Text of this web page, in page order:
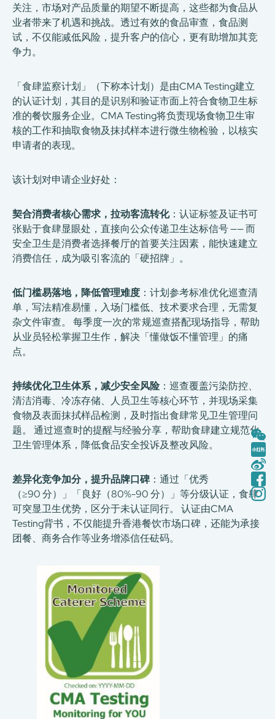
关注，市场对产品质量的期望不断提高，这些都为食品从
业者带来了机遇和挑战。透过有效的食品审查，食品测
试，不仅能减低风险，提升客户的信心，更有助增加其竞
争力。
「食肆监察计划」（下称本计划）是由CMA Testing建立
的认证计划，其目的是识别和验证市面上符合食物卫生标
准的餐饮服务企业。CMA Testing将负责现场食物卫生审
核的工作和抽取食物及抹拭样本进行微生物检验，以核实
申请者的表现。
该计划对申请企业好处：
契合消费者核心需求，拉动客流转化：认证标签及证书可
张贴于食肆显眼处，直接向公众传递卫生达标信号 —— 而
安全卫生是消费者选择餐厅的首要关注因素，能快速建立
消费信任，成为吸引客流的「硬招牌」。
低门槛易落地，降低管理难度 ：计划参考标准优化巡查清
单，写法精准易懂，入场门槛低、技术要求合理，无需复
杂文件审查。 每季度一次的常规巡查搭配现场指导，帮助
从业员轻松掌握卫生作，解决「懂做饭不懂管理」的痛
点。
持续优化卫生体系，减少安全风险：巡查覆盖污染防控、
清洁消毒、冷冻存储、人员卫生等核心环节，并现场采集
食物及表面抹拭样品检测，及时指出食肆常见卫生管理问
题。 通过巡查时的提醒与经验分享，帮助食肆建立规范化
卫生管理体系，降低食品安全投诉及整改风险。
差异化竞争加分，提升品牌口碑：通过「优秀
（≥90 分）」「良好（80%-90 分）」等分级认证，食肆
可突显卫生优势，区分于未认证同行。 认证由CMA
Testing背书，不仅能提升香港餐饮市场口碑，还能为承接
团餐、商务合作等业务增添信任砝码。